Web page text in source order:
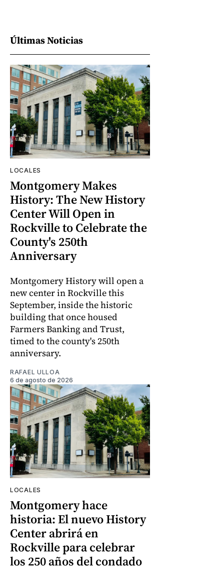
Últimas Noticias
LOCALES
Montgomery Makes
History: The New History
Center Will Open in
Rockville to Celebrate the
County's 250th
Anniversary
Montgomery History will open a
new center in Rockville this
September, inside the historic
building that once housed
Farmers Banking and Trust,
timed to the county's 250th
anniversary.
RAFAEL ULLOA
6 de agosto de 2026
LOCALES
Montgomery hace
historia: El nuevo History
Center abrirá en
Rockville para celebrar
los 250 años del condado